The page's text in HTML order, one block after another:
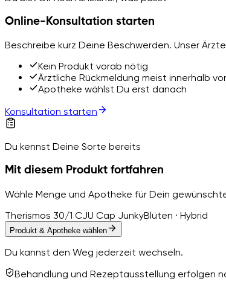
Online-Konsultation starten
Beschreibe kurz Deine Beschwerden. Unser
Kein Produkt vorab nötig
Ärztliche Rückmeldung meist innerhalb
Apotheke wählst Du erst danach
Konsultation starten
Du kennst Deine Sorte bereits
Mit diesem Produkt fortfahren
Wähle Menge und Apotheke für Dein
Therismos 30/1 CJU Cap JunkyBlüten · Hybrid
Produkt & Apotheke wählen
Du kannst den Weg jederzeit wechseln.
Behandlung und Rezeptausstellung erfolgen